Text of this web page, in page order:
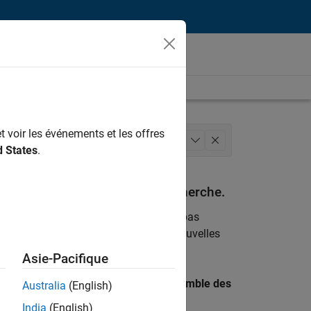
des processus logiciels
à vos critères de recherche.
. Si malgré tout vous ne trouvez pas
pour vous tenir au courant des nouvelles
par lieu pour trouver l’ensemble des
voir les événements et les offres
States.
Asie-Pacifique
Australia (English)
India (English)